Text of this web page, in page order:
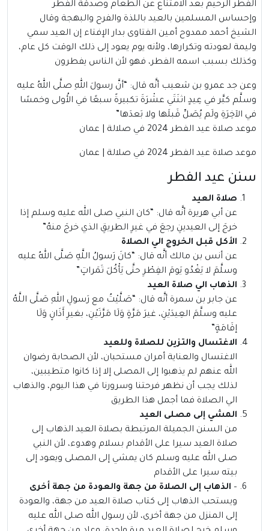
الفطر الرحيم بعد الامتناع عن الطعام وصدقة الفطر
وإحساس المسلمين بالعيد باللذة والفرح والبهجة وقال
الشيخ أحمد ممدوح أمين الفتاوى بدار الإفتاء إن العيد سمي
وليمة لعودته وتكرارها، ولأنه يوم يعود إلى ذلك الوقت كل عام،
وكذلك بسبب اسمه الفطر، فهو لأن الناس يفطرون
وعن جد عمرو بن شعيب أنَّه قال: “أنَّ رسولَ اللهِ صلَّى اللهُ عليه
وسلَّم كبَّر في عِيدٍ اثنَتَي عشْرَةَ تكبيرةً سبعًا في الأُولى وخمسًا
في الآخِرَةِ ولَم يُصَلِّ قَبلَها ولا بَعدَها”
موعد صلاة عيد الفطر 2024 في صلالة | عمان
موعد صلاة عيد الفطر 2024 في صلالة | عمان
سنن عيد الفطر
صلاة العيد
عن أبي هريرة أنَّه قال: “كان النبي صلى الله عليه وسلم إذا
خرجَ إلى العيدينِ رجعَ في غيرِ الطريقِ الذي خرجَ منهُ”
الأكل قبل الخروج الي الصلاة
عن أنس بن مالك أنَّه قال: “كانَ رَسولُ اللَّهِ صَلَّى اللهُ عليه
وسلَّمَ لا يَغْدُو يَومَ الفِطْرِ حتَّى يَأْكُلَ تَمَراتٍ”
الذهاب الي صلاة العيد
عن جابر بن سمرة أنَّه قال: “صَلَّيْتُ مع رَسولِ اللهِ صَلَّى اللَّهُ
عليه وسلَّمَ العِيدَيْنِ، غيرَ مَرَّةٍ وَلَا مَرَّتَيْنِ، بغيرِ أَذَانٍ وَلَا
إقَامَةٍ”
الاغتسال والتزين للصلاة وللعيد
الاغتسال والعناية أمران مستحبان، لأن الصحابة رضوان
الله عنهم لم يذهبوا إلى المصلى إلا إذا كانوا متطيبين،
لذلك يجب أن نظهر فرحتنا وسرورنا في هذا اليوم، والذهاب
الي الصلاة فما أجمل هذا الطريق
المشي إلى مصلى العيد
من السنن الجميلة المرتبطة بصلاة العيد الذهاب إلى
صلاة العيد سيرا على الأقدام بسلام وهدوء، لأن النبي
صلى الله عليه وسلم كان يمشي إلى المصلى ويعود إلى
بيته سيرا على الأقدام
– الذهاب إلى الصلاة من جهة والعودة من جهة أخرى
ويستحب الذهاب إلى كتاب صلاة العيد من جهة، والعودة
إلى المنزل من جهة أخرى، لأن رسول الله صلى الله عليه